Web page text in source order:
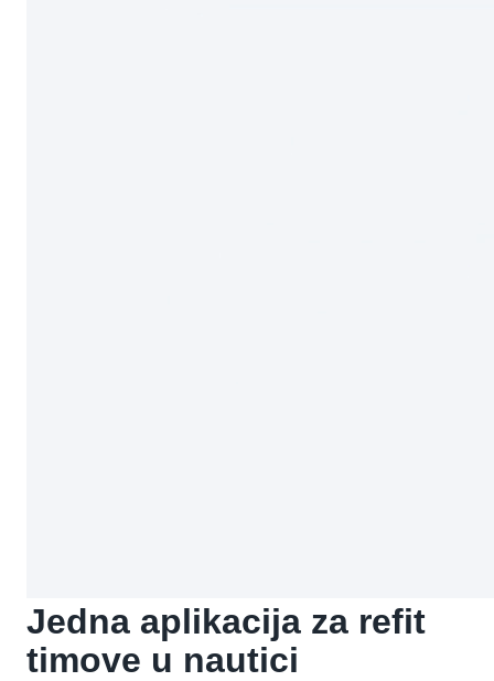
Jedna aplikacija za refit
timove u nautici